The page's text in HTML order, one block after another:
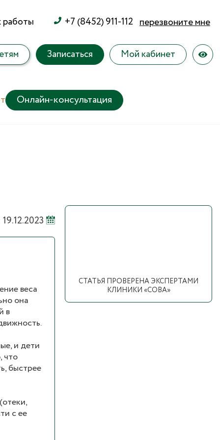
работы +7 (8452) 911-112 перезвоните мне
Записаться Мой кабинет
Онлайн-консультация
веса
она
в
и дети
что
быстрее
с ее
СТАТЬЯ ПРОВЕРЕНА ЭКСПЕРТАМИ
КЛИНИКИ «СОВА»